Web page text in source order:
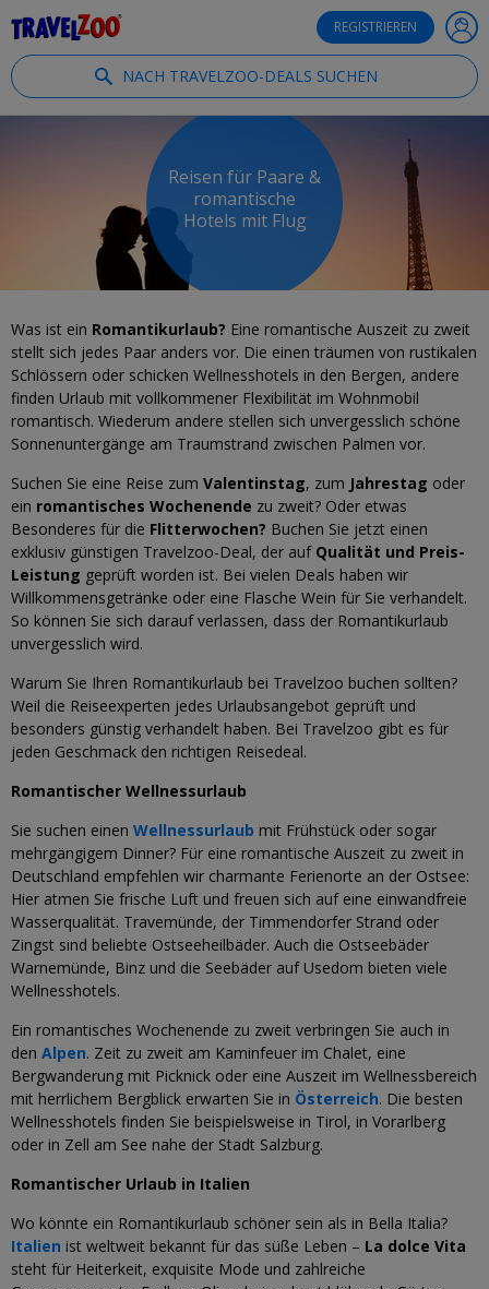
REGISTRIEREN
NACH TRAVELZOO-DEALS SUCHEN
Reisen für Paare &
romantische
Hotels mit Flug
Was ist ein Romantikurlaub? Eine romantische Auszeit zu zweit
stellt sich jedes Paar anders vor. Die einen träumen von rustikalen
Schlössern oder schicken Wellnesshotels in den Bergen, andere
finden Urlaub mit vollkommener Flexibilität im Wohnmobil
romantisch. Wiederum andere stellen sich unvergesslich schöne
Sonnenuntergänge am Traumstrand zwischen Palmen vor.
Suchen Sie eine Reise zum Valentinstag, zum Jahrestag oder
ein romantisches Wochenende zu zweit? Oder etwas
Besonderes für die Flitterwochen? Buchen Sie jetzt einen
exklusiv günstigen Travelzoo-Deal, der auf Qualität und Preis-
Leistung geprüft worden ist. Bei vielen Deals haben wir
Willkommensgetränke oder eine Flasche Wein für Sie verhandelt.
So können Sie sich darauf verlassen, dass der Romantikurlaub
unvergesslich wird.
Warum Sie Ihren Romantikurlaub bei Travelzoo buchen sollten?
Weil die Reiseexperten jedes Urlaubsangebot geprüft und
besonders günstig verhandelt haben. Bei Travelzoo gibt es für
jeden Geschmack den richtigen Reisedeal.
Romantischer Wellnessurlaub
Sie suchen einen Wellnessurlaub mit Frühstück oder sogar
mehrgängigem Dinner? Für eine romantische Auszeit zu zweit in
Deutschland empfehlen wir charmante Ferienorte an der Ostsee:
Hier atmen Sie frische Luft und freuen sich auf eine einwandfreie
Wasserqualität. Travemünde, der Timmendorfer Strand oder
Zingst sind beliebte Ostseeheilbäder. Auch die Ostseebäder
Warnemünde, Binz und die Seebäder auf Usedom bieten viele
Wellnesshotels.
Ein romantisches Wochenende zu zweit verbringen Sie auch in
den Alpen. Zeit zu zweit am Kaminfeuer im Chalet, eine
Bergwanderung mit Picknick oder eine Auszeit im Wellnessbereich
mit herrlichem Bergblick erwarten Sie in Österreich. Die besten
Wellnesshotels finden Sie beispielsweise in Tirol, in Vorarlberg
oder in Zell am See nahe der Stadt Salzburg.
Romantischer Urlaub in Italien
Wo könnte ein Romantikurlaub schöner sein als in Bella Italia?
Italien ist weltweit bekannt für das süße Leben – La dolce Vita
steht für Heiterkeit, exquisite Mode und zahlreiche